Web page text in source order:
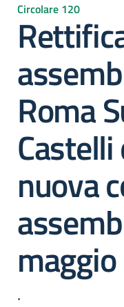
Circolare 120
Roma
nuova
.